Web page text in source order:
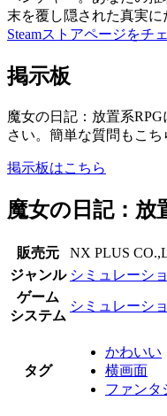
末を覆し隠された真実に
Steamストアページをチ
掲示板
魔女の日記：放置系
さい。簡単な質問もこち
掲示板はこちら
魔女の日記：放
販売元
NX PLUS
ジャンル シミュレーシ
ゲーム
システム
シミュレーシ
タグ
かわいい
横画面
ファンタ